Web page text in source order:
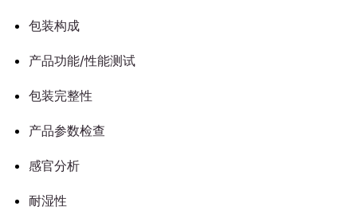
包装构成
产品功能/性能测试
包装完整性
产品参数检查
感官分析
耐湿性